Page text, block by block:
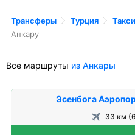
Трансферы Турция
Анкару
Все маршруты из Анкары
Эсенбога
33 км